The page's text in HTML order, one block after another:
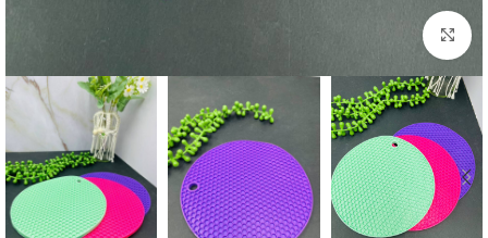
برای بزرگنمایی کلیک کنید